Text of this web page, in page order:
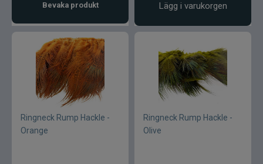
Bevaka produkt Lägg i varukorgen
Ringneck Rump Hackle -
Orange
Ringneck Rump Hackle -
Olive